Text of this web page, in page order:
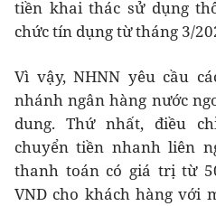
tiền khai thác sử dụng
chức tín dụng từ tháng 3/
Vì vậy, NHNN yêu cầu
nhánh ngân hàng nước
dung. Thứ nhất, điều
chuyển tiền nhanh liên
thanh toán có giá trị từ
VND cho khách hàng với